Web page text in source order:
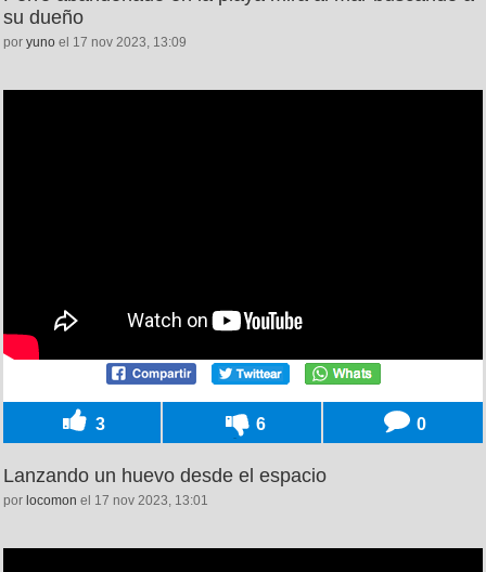
su dueño
por yuno el 17 nov 2023, 13:09
3 6 0
Lanzando un huevo desde el espacio
por locomon el 17 nov 2023, 13:01